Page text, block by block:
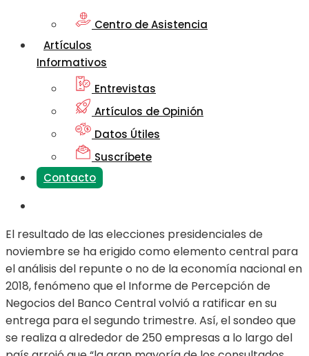
Centro de Asistencia
Artículos
Informativos
Entrevistas
Artículos de Opinión
Datos Útiles
Suscríbete
Contacto
El resultado de las elecciones presidenciales de
noviembre se ha erigido como elemento central para
el análisis del repunte o no de la economía nacional en
2018, fenómeno que el Informe de Percepción de
Negocios del Banco Central volvió a ratificar en su
entrega para el segundo trimestre. Así, el sondeo que
se realiza a alrededor de 250 empresas a lo largo del